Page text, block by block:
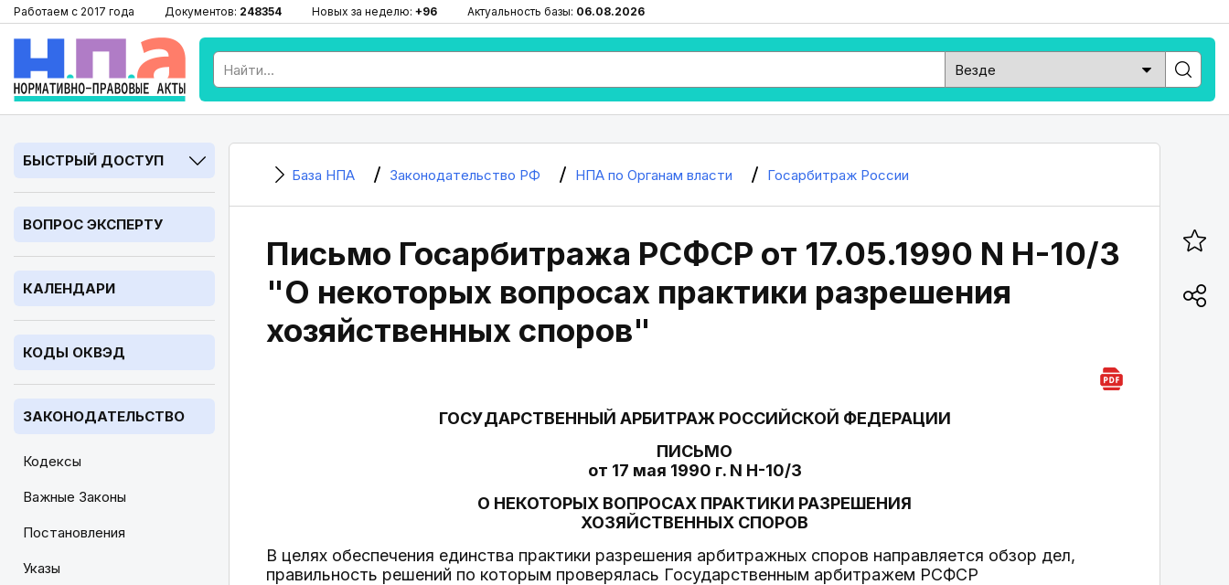
Работаем с 2017 года Документов: 248354 Новых за неделю: +96 Актуальность базы: 06.08.2026
БЫСТРЫЙ ДОСТУП
ВОПРОС ЭКСПЕРТУ
КАЛЕНДАРИ
КОДЫ ОКВЭД
ЗАКОНОДАТЕЛЬСТВО
Кодексы
Важные Законы
Постановления
Указы
База НПА Законодательство РФ НПА по Органам власти Госарбитраж России
Письмо Госарбитража РСФСР от 17.05.1990 N Н-10/3
"О некоторых вопросах практики разрешения
хозяйственных споров"
ГОСУДАРСТВЕННЫЙ АРБИТРАЖ РОССИЙСКОЙ ФЕДЕРАЦИИ
ПИСЬМО
от 17 мая 1990 г. N Н-10/3
О НЕКОТОРЫХ ВОПРОСАХ ПРАКТИКИ РАЗРЕШЕНИЯ
ХОЗЯЙСТВЕННЫХ СПОРОВ
В целях обеспечения единства практики разрешения арбитражных споров направляется обзор дел,
правильность решений по которым проверялась Государственным арбитражем РСФСР